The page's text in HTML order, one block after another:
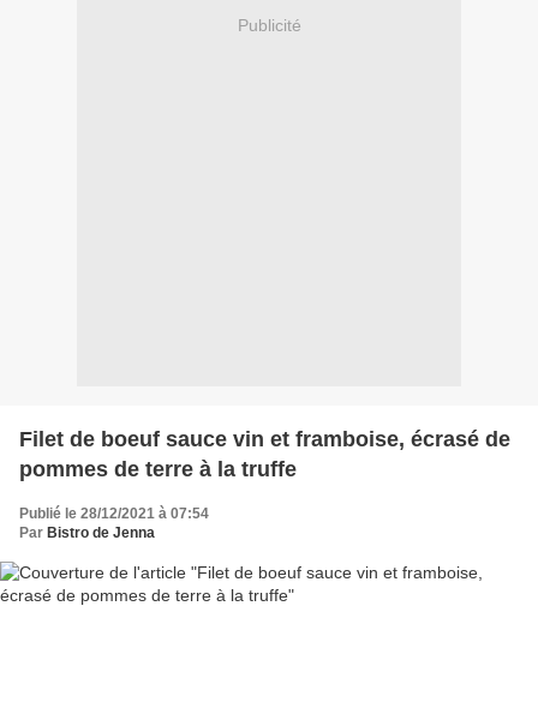
Publicité
Filet de boeuf sauce vin et framboise, écrasé de
pommes de terre à la truffe
Publié le 28/12/2021 à 07:54
Par Bistro de Jenna